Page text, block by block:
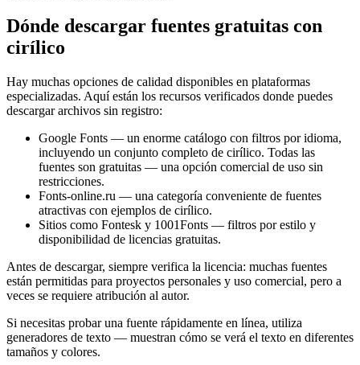
Dónde descargar fuentes gratuitas con
cirílico
Hay muchas opciones de calidad disponibles en plataformas
especializadas. Aquí están los recursos verificados donde puedes
descargar archivos sin registro:
Google Fonts — un enorme catálogo con filtros por idioma,
incluyendo un conjunto completo de cirílico. Todas las
fuentes son gratuitas — una opción comercial de uso sin
restricciones.
Fonts-online.ru — una categoría conveniente de fuentes
atractivas con ejemplos de cirílico.
Sitios como Fontesk y 1001Fonts — filtros por estilo y
disponibilidad de licencias gratuitas.
Antes de descargar, siempre verifica la licencia: muchas fuentes
están permitidas para proyectos personales y uso comercial, pero a
veces se requiere atribución al autor.
Si necesitas probar una fuente rápidamente en línea, utiliza
generadores de texto — muestran cómo se verá el texto en diferentes
tamaños y colores.